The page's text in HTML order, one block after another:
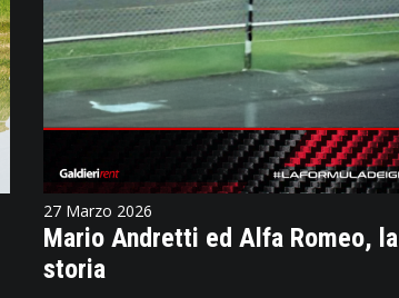
27 Marzo 2026
Mario Andretti ed Alfa Romeo, la
storia